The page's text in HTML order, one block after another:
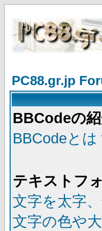
PC88.gr.jp
BBCodeの
BBCodeとは
テキストフ
文字を太字
文字の色や